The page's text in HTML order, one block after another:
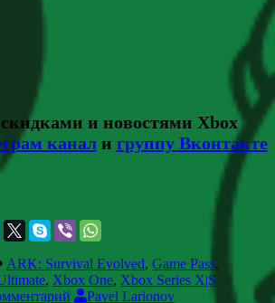
скидками и новостями Xbox
канали группу Вконтакте
ARK: Survival Evolved, Game Pass,
, Xbox One, Xbox Series X|S
Pavel Larionov